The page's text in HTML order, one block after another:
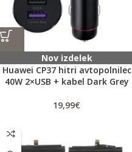
Nov izdelek
Huawei CP37 hitri avtopolnilec
40W 2×USB + kabel Dark Grey
19,99€